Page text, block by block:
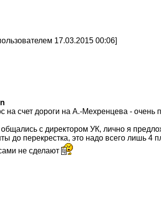
17.03.2015 00:06]
на счет дороги на А.-Мехренцева -
общались с директором УК, лично я
до перекрестка, это надо всего лишь
не сделают